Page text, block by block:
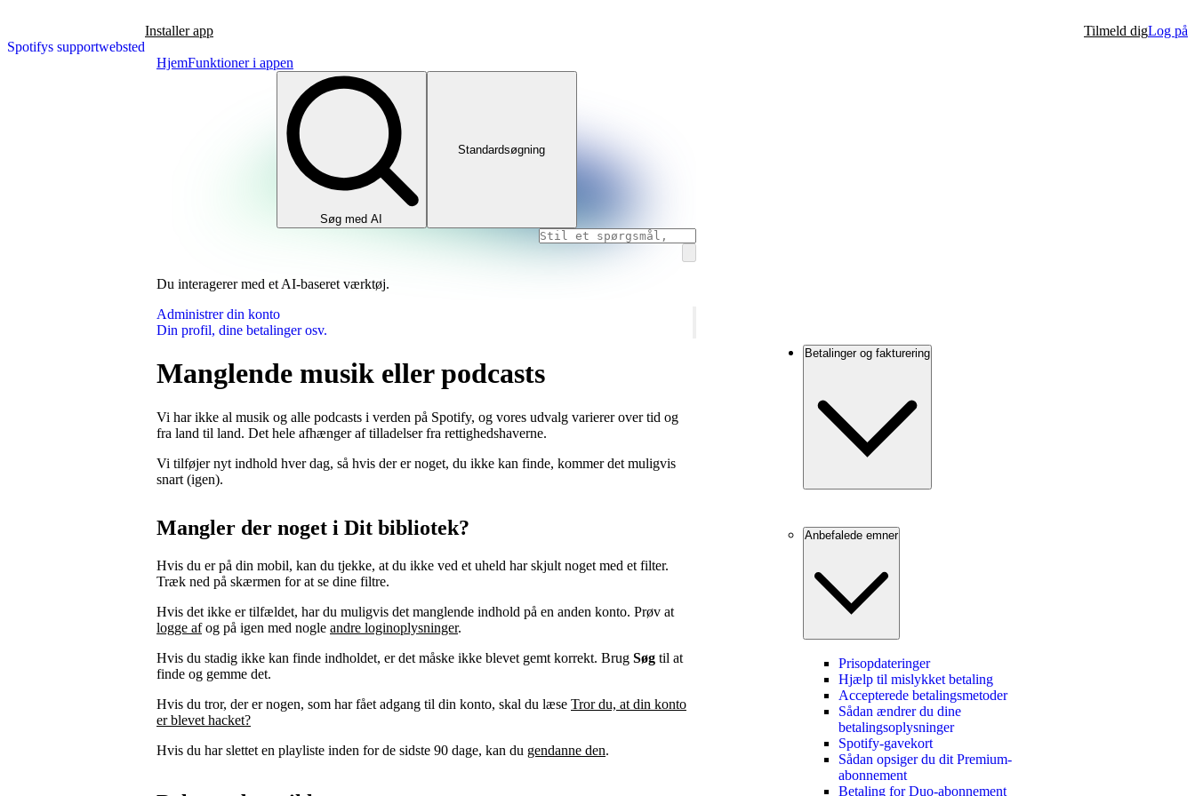
Spotifys supportwebsted
Installer app Tilmeld digLog på
HjemFunktioner i appen
Søg med AI
Standardsøgning
Du interagerer med et AI-baseret værktøj.
Administrer din konto
Din profil, dine betalinger osv.
Manglende musik eller podcasts
Vi har ikke al musik og alle podcasts i verden på Spotify, og vores udvalg varierer over tid og
fra land til land. Det hele afhænger af tilladelser fra rettighedshaverne.
Vi tilføjer nyt indhold hver dag, så hvis der er noget, du ikke kan finde, kommer det muligvis
snart (igen).
Mangler der noget i Dit bibliotek?
Hvis du er på din mobil, kan du tjekke, at du ikke ved et uheld har skjult noget med et filter.
Træk ned på skærmen for at se dine filtre.
Hvis det ikke er tilfældet, har du muligvis det manglende indhold på en anden konto. Prøv at
logge afog på igen med nogle andre loginoplysninger.
Hvis du stadig ikke kan finde indholdet, er det måske ikke blevet gemt korrekt. Brug Søg til at
finde og gemme det.
Hvis du tror, der er nogen, som har fået adgang til din konto, skal du læse Tror du, at din konto
er blevet hacket?
Hvis du har slettet en playliste inden for de sidste 90 dage, kan du gendanne den.
Betalinger og fakturering
Anbefalede emner
Prisopdateringer
Hjælp til mislykket betaling
Accepterede betalingsmetoder
Sådan ændrer du dine
betalingsoplysninger
Spotify-gavekort
Sådan opsiger du dit Premium-
abonnement
Betaling for Duo-abonnement